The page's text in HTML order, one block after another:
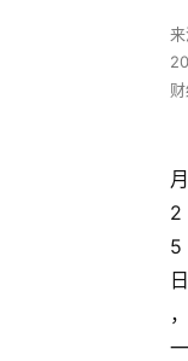
月
2
5
日
，
一